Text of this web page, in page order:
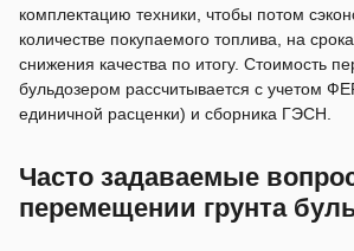
комплектацию техники, чтобы потом
количестве покупаемого топлива, на
снижения качества по итогу. Стоимость
бульдозером рассчитывается с учетом
единичной расценки) и сборника ГЭСН.
Часто задаваемые
перемещении грунта